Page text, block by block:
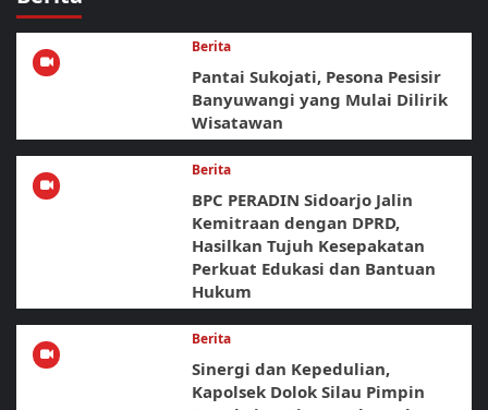
Berita
Pantai Sukojati, Pesona Pesisir
Banyuwangi yang Mulai Dilirik
Wisatawan
Berita
BPC PERADIN Sidoarjo Jalin
Kemitraan dengan DPRD,
Hasilkan Tujuh Kesepakatan
Perkuat Edukasi dan Bantuan
Hukum
Berita
Sinergi dan Kepedulian,
Kapolsek Dolok Silau Pimpin